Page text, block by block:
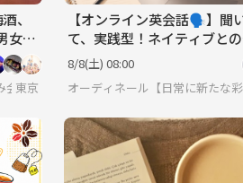
、
女年
です 💓 男女関係なく純粋に友達作りを
東京
【オンライン英会話🗣️】聞
て、実践型！ネイティブと
りで学ぶ英会話🌿
8/8(土) 08:00
オーディネール【日常に新たな